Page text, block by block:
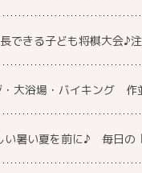
できる子ども将棋大会♪
・大浴場・バイキング 作
い暑い夏を前に♪ 毎日の